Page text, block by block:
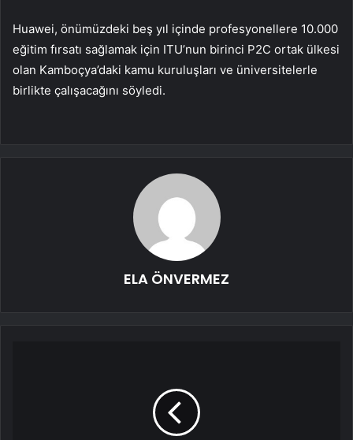
Huawei, önümüzdeki beş yıl içinde profesyonellere 10.000
eğitim fırsatı sağlamak için ITU’nun birinci P2C ortak ülkesi
olan Kamboçya’daki kamu kuruluşları ve üniversitelerle
birlikte çalışacağını söyledi.
ELA ÖNVERMEZ